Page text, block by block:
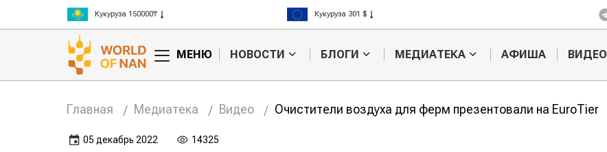
Кукуруза 150000₸
Рис 300000₸
Пшеница 3 класс 125000₸
Кукуруза 301 $
Рис 408 $
МЕНЮ НОВОСТИ БЛОГИ МЕДИАТЕКА АФИША ВИДЕО
Главная Медиатека Видео Очистители воздуха для ферм презентовали на EuroTier
05 декабрь 2022 14325